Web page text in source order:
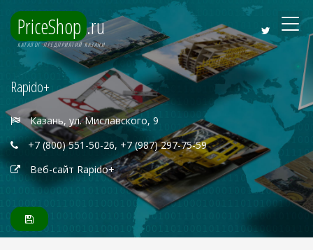
PriceShop .ru
КАТАЛОГ ПРЕДПРИЯТИЙ КАЗАНИ
Rapido+
Казань, ул. Миславского, 9
+7 (800) 551-50-26, +7 (987) 297-75-59
Веб-сайт Rapido+